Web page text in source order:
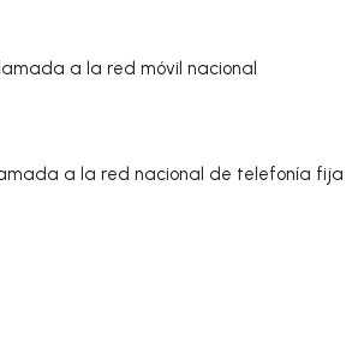
a la red móvil nacional
a la red nacional de telefonía fija